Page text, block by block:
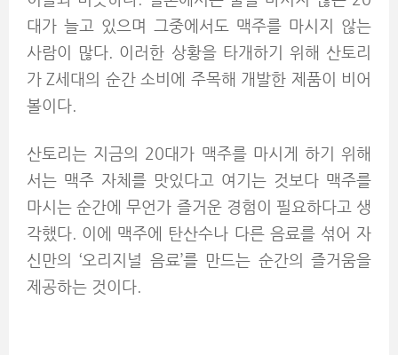
대가 늘고 있으며 그중에서도 맥주를 마시지 않는
사람이 많다. 이러한 상황을 타개하기 위해 산토리
가 Z세대의 순간 소비에 주목해 개발한 제품이 비어
볼이다.
산토리는 지금의 20대가 맥주를 마시게 하기 위해
서는 맥주 자체를 맛있다고 여기는 것보다 맥주를
마시는 순간에 무언가 즐거운 경험이 필요하다고 생
각했다. 이에 맥주에 탄산수나 다른 음료를 섞어 자
신만의 ‘오리지널 음료’를 만드는 순간의 즐거움을
제공하는 것이다.